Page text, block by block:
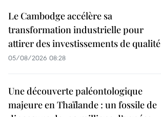
Le Cambodge accélère sa
transformation industrielle pour
attirer des investissements de qualité
05/08/2026 08:28
Une découverte paléontologique
majeure en Thaïlande : un fossile de